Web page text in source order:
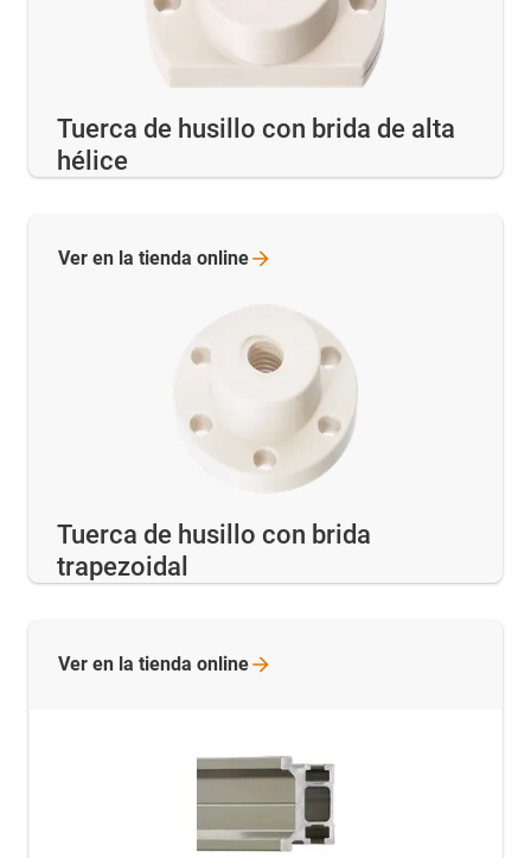
Tuerca de husillo con brida de alta
hélice
Tuerca de husillo con brida
trapezoidal
Ver en la tienda online
Ver en la tienda online